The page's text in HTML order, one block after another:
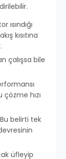
ısındığı
kısıtına
çalışsa bile
hızı
Bu belirti tek
üfleyip